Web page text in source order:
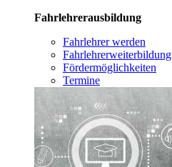
Fahrlehrerausbildung
Fahrlehrer werden
Fahrlehrerweiterbildung
Fördermöglichkeiten
Termine